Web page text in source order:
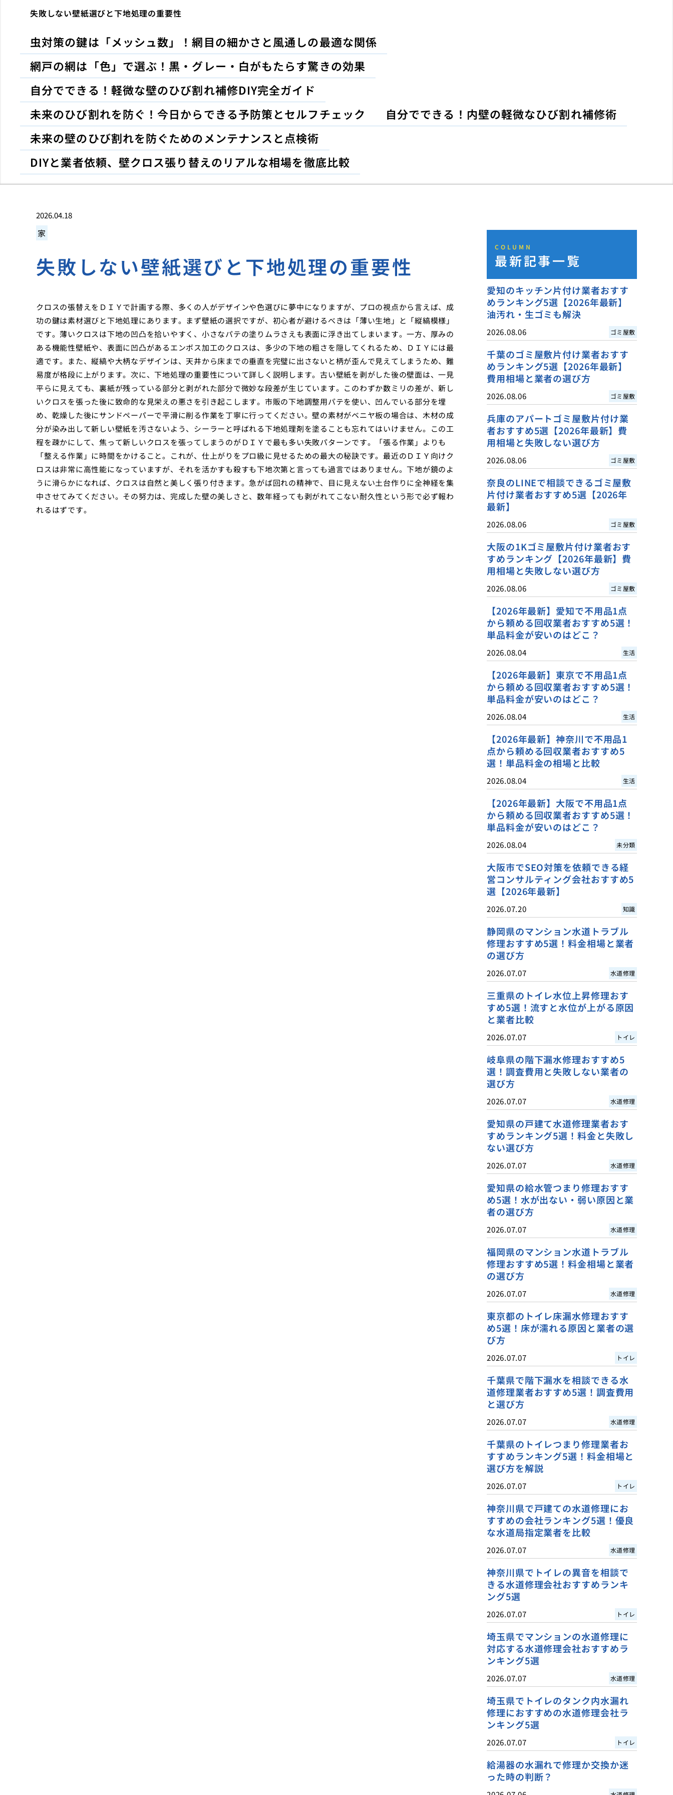
失敗しない壁紙選びと下地処理の重要性
虫対策の鍵は「メッシュ数」！網目の細かさと風通しの最適な関係
網戸の網は「色」で選ぶ！黒・グレー・白がもたらす驚きの効果
自分でできる！軽微な壁のひび割れ補修DIY完全ガイド
未来のひび割れを防ぐ！今日からできる予防策とセルフチェック
自分でできる！内壁の軽微なひび割れ補修術
未来の壁のひび割れを防ぐためのメンテナンスと点検術
DIYと業者依頼、壁クロス張り替えのリアルな相場を徹底比較
2026.04.18
家
失敗しない壁紙選びと下地処理の重要性
クロスの張替えをＤＩＹで計画する際、多くの人がデザインや色選びに夢中になりますが、プロの視点から言えば、成
功の鍵は素材選びと下地処理にあります。まず壁紙の選択ですが、初心者が避けるべきは「薄い生地」と「縦縞模様」
です。薄いクロスは下地の凹凸を拾いやすく、小さなパテの塗りムラさえも表面に浮き出てしまいます。一方、厚みの
ある機能性壁紙や、表面に凹凸があるエンボス加工のクロスは、多少の下地の粗さを隠してくれるため、ＤＩＹには最
適です。また、縦縞や大柄なデザインは、天井から床までの垂直を完璧に出さないと柄が歪んで見えてしまうため、難
易度が格段に上がります。次に、下地処理の重要性について詳しく説明します。古い壁紙を剥がした後の壁面は、一見
平らに見えても、裏紙が残っている部分と剥がれた部分で微妙な段差が生じています。このわずか数ミリの差が、新し
いクロスを張った後に致命的な見栄えの悪さを引き起こします。市販の下地調整用パテを使い、凹んでいる部分を埋
め、乾燥した後にサンドペーパーで平滑に削る作業を丁寧に行ってください。壁の素材がベニヤ板の場合は、木材の成
分が染み出して新しい壁紙を汚さないよう、シーラーと呼ばれる下地処理剤を塗ることも忘れてはいけません。この工
程を疎かにして、焦って新しいクロスを張ってしまうのがＤＩＹで最も多い失敗パターンです。「張る作業」よりも
「整える作業」に時間をかけること。これが、仕上がりをプロ級に見せるための最大の秘訣です。最近のＤＩＹ向けク
ロスは非常に高性能になっていますが、それを活かすも殺すも下地次第と言っても過言ではありません。下地が鏡のよ
うに滑らかになれば、クロスは自然と美しく張り付きます。急がば回れの精神で、目に見えない土台作りに全神経を集
中させてみてください。その努力は、完成した壁の美しさと、数年経っても剥がれてこない耐久性という形で必ず報わ
れるはずです。
COLUMN
最新記事一覧
愛知のキッチン片付け業者おすす
めランキング5選【2026年最新】
油汚れ・生ゴミも解決
2026.08.06 ゴミ屋敷
千葉のゴミ屋敷片付け業者おすす
めランキング5選【2026年最新】
費用相場と業者の選び方
2026.08.06 ゴミ屋敷
兵庫のアパートゴミ屋敷片付け業
者おすすめ5選【2026年最新】費
用相場と失敗しない選び方
2026.08.06 ゴミ屋敷
奈良のLINEで相談できるゴミ屋敷
片付け業者おすすめ5選【2026年
最新】
2026.08.06 ゴミ屋敷
大阪の1Kゴミ屋敷片付け業者おす
すめランキング【2026年最新】費
用相場と失敗しない選び方
2026.08.06 ゴミ屋敷
【2026年最新】愛知で不用品1点
から頼める回収業者おすすめ5選！
単品料金が安いのはどこ？
2026.08.04 生活
【2026年最新】東京で不用品1点
から頼める回収業者おすすめ5選！
単品料金が安いのはどこ？
2026.08.04 生活
【2026年最新】神奈川で不用品1
点から頼める回収業者おすすめ5
選！単品料金の相場と比較
2026.08.04 生活
【2026年最新】大阪で不用品1点
から頼める回収業者おすすめ5選！
単品料金が安いのはどこ？
2026.08.04 未分類
大阪市でSEO対策を依頼できる経
営コンサルティング会社おすすめ5
選【2026年最新】
2026.07.20 知識
静岡県のマンション水道トラブル
修理おすすめ5選！料金相場と業者
の選び方
2026.07.07 水道修理
三重県のトイレ水位上昇修理おす
すめ5選！流すと水位が上がる原因
と業者比較
2026.07.07 トイレ
岐阜県の階下漏水修理おすすめ5
選！調査費用と失敗しない業者の
選び方
2026.07.07 水道修理
愛知県の戸建て水道修理業者おす
すめランキング5選！料金と失敗し
ない選び方
2026.07.07 水道修理
愛知県の給水管つまり修理おすす
め5選！水が出ない・弱い原因と業
者の選び方
2026.07.07 水道修理
福岡県のマンション水道トラブル
修理おすすめ5選！料金相場と業者
の選び方
2026.07.07 水道修理
東京都のトイレ床漏水修理おすす
め5選！床が濡れる原因と業者の選
び方
2026.07.07 トイレ
千葉県で階下漏水を相談できる水
道修理業者おすすめ5選！調査費用
と選び方
2026.07.07 水道修理
千葉県のトイレつまり修理業者お
すすめランキング5選！料金相場と
選び方を解説
2026.07.07 トイレ
神奈川県で戸建ての水道修理にお
すすめの会社ランキング5選！優良
な水道局指定業者を比較
2026.07.07 水道修理
神奈川県でトイレの異音を相談で
きる水道修理会社おすすめランキ
ング5選
2026.07.07 トイレ
埼玉県でマンションの水道修理に
対応する水道修理会社おすすめラ
ンキング5選
2026.07.07 水道修理
埼玉県でトイレのタンク内水漏れ
修理におすすめの水道修理会社ラ
ンキング5選
2026.07.07 トイレ
給湯器の水漏れで修理か交換か迷
った時の判断？